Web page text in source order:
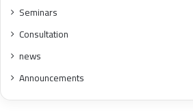
Seminars
Consultation
news
Announcements